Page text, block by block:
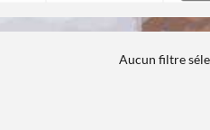
Aucun filtre